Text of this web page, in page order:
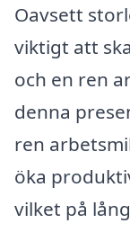
Oavsett
viktigt att
och en ren
denna
ren
öka
vilket på